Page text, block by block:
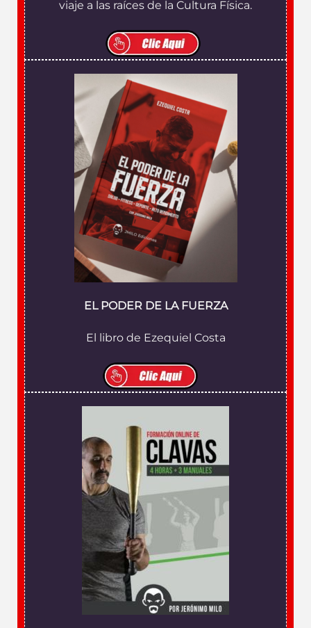
viaje a las raíces de la Cultura Física.
EL PODER DE LA FUERZA
El libro de Ezequiel Costa